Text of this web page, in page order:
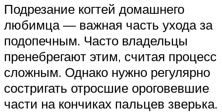
Подрезание когтей домашнего
любимца — важная часть ухода за
подопечным. Часто владельцы
пренебрегают этим, считая процесс
сложным. Однако нужно регулярно
состригать отросшие ороговевшие
части на кончиках пальцев зверька.